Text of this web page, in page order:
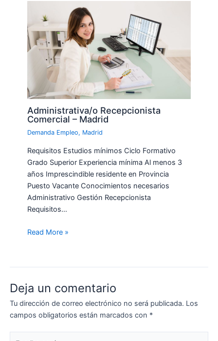
Administrativa/o Recepcionista
Comercial – Madrid
Demanda Empleo, Madrid
Requisitos Estudios mínimos Ciclo Formativo
Grado Superior Experiencia mínima Al menos 3
años Imprescindible residente en Provincia
Puesto Vacante Conocimientos necesarios
Administrativo Gestión Recepcionista
Requisitos…
Read More »
Deja un comentario
Tu dirección de correo electrónico no será publicada. Los
campos obligatorios están marcados con *